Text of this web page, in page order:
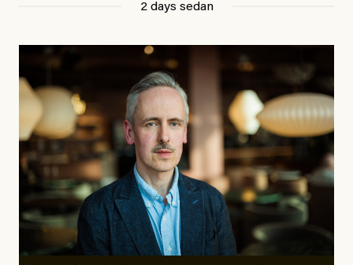
2 days sedan